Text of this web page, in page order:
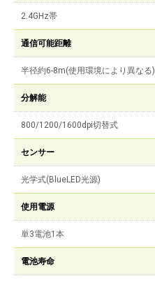
2.4GHz帯
通信可能距離
半径約6-8m(使用環境により異なる)
分解能
800/1200/1600dpi切替式
センサー
光学式(BlueLED光源)
使用電源
単3電池1本
電池寿命